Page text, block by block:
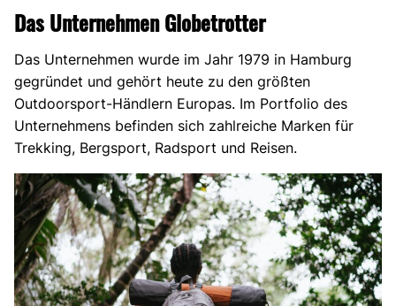
Das Unternehmen Globetrotter
Das Unternehmen wurde im Jahr 1979 in Hamburg
gegründet und gehört heute zu den größten
Outdoorsport-Händlern Europas. Im Portfolio des
Unternehmens befinden sich zahlreiche Marken für
Trekking, Bergsport, Radsport und Reisen.